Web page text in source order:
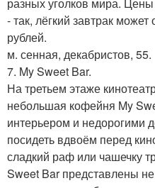
- так, лёгкий завтрак
рублей.
м. сенная, декабристов, 55.
7. My Sweet Bar.
На третьем этаже
небольшая кофейня My
интерьером и недорогими
посидеть вдвоём перед
сладкий раф или чашечку
Sweet Bar представлены